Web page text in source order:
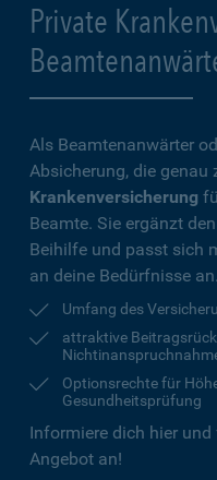
Private
Als Beamtenanwärter
Absicherung, die genau
Krankenversicherung
Beamte. Sie ergänzt
Beihilfe und passt sich
an deine Bedürfnisse an.
Umfang des
attraktive
Optionsrechte für
Gesundheitsprüfung
Informiere dich hier
Angebot an!